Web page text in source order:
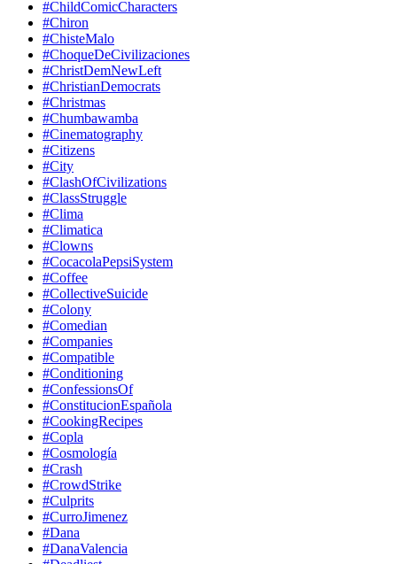
#ChildComicCharacters
#Chiron
#ChisteMalo
#ChoqueDeCivilizaciones
#ChristDemNewLeft
#ChristianDemocrats
#Christmas
#Chumbawamba
#Cinematography
#Citizens
#City
#ClashOfCivilizations
#ClassStruggle
#Clima
#Climatica
#Clowns
#CocacolaPepsiSystem
#Coffee
#CollectiveSuicide
#Colony
#Comedian
#Companies
#Compatible
#Conditioning
#ConfessionsOf
#ConstitucionEspañola
#CookingRecipes
#Copla
#Cosmología
#Crash
#CrowdStrike
#Culprits
#CurroJimenez
#Dana
#DanaValencia